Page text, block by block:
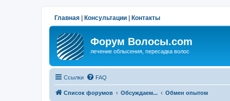
Главная Консультации Контакты
Форум Волосы.com
лечение облысения, пересадка волос
Ссылки FAQ
Список форумов Обсуждаем... Обмен опытом